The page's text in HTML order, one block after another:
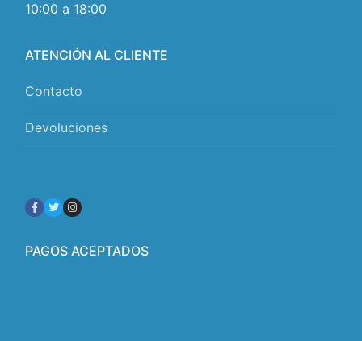
10:00 a 18:00
ATENCIÓN AL CLIENTE
Contacto
Devoluciones
PAGOS ACEPTADOS